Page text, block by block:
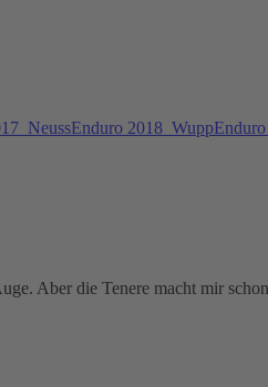
NeussEnduro 2018
Aber die Tenere macht mir